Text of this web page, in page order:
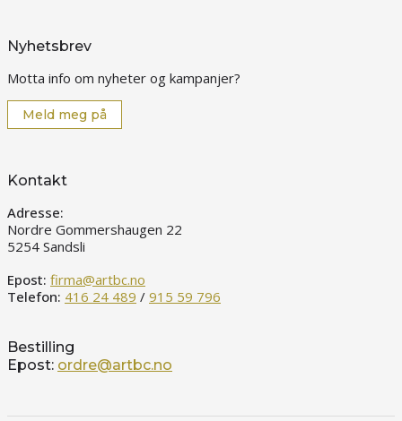
Nyhetsbrev
Motta info om nyheter og kampanjer?
Meld meg på
Kontakt
Adresse:
Nordre Gommershaugen 22
5254 Sandsli
Epost: firma@artbc.no
Telefon: 416 24 489 / 915 59 796
Bestilling
Epost: ordre@artbc.no